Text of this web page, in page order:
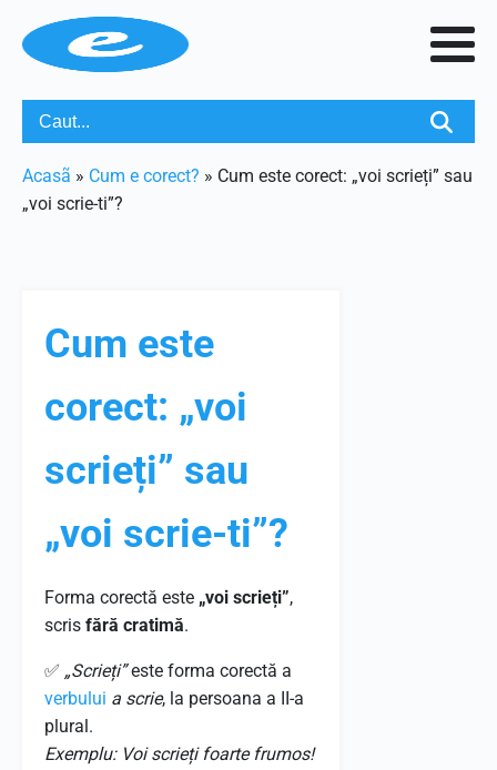
Acasã » Cum e corect? » Cum este corect: „voi scrieți” sau
„voi scrie-ti”?
Cum este
corect: „voi
scrieți” sau
„voi scrie-ti”?
Forma corectă este „voi scrieți”,
scris fără cratimă.
✅ „Scrieți”este forma corectă a
verbului a scrie, la persoana a II-a
plural.
Exemplu: Voi scrieți foarte frumos!